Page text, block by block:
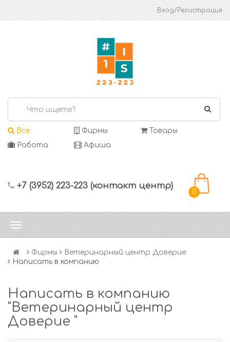
Вход/Регистрация
Все Фирмы
Товары
Работа
Афиша
+7 (3952) 223-223 (контакт центр)
0
Фирмы
Ветеринарный центр Доверие
Написать в компанию
Написать в компанию
"Ветеринарный центр
Доверие "